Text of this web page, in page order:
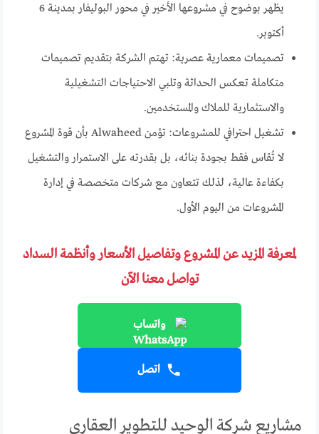
يظهر بوضوح في مشروعها الأخير في محور البوليفار بمدينة 6
أكتوبر.
تصميمات معمارية عصرية: تهتم الشركة بتقديم تصميمات
متكاملة تعكس الحداثة وتلبي الاحتياجات التشغيلية
والاستثمارية للملاك والمستخدمين.
تشغيل احترافي للمشروعات: تؤمن Alwaheed بأن قوة المشروع
لا تُقاس فقط بجودة بنائه، بل بقدرته على الاستمرار والتشغيل
بكفاءة عالية، لذلك تتعاون مع شركات متخصصة في إدارة
المشروعات من اليوم الأول.
لمعرفة المزيد عن المشروع وتفاصيل الأسعار وأنظمة السداد
تواصل معنا الآن
واتساب
اتصل
مشاريع شركة الوحيد للتطوير العقاري